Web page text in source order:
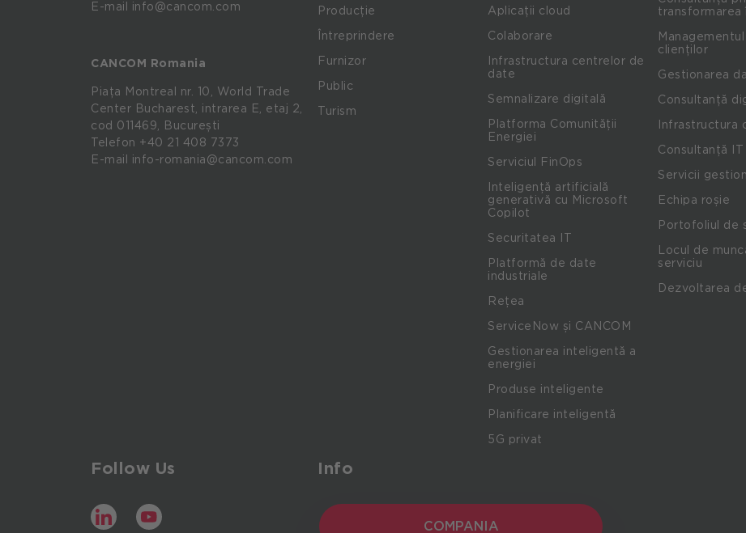
E-mail info@cancom.com
CANCOM Romania
Piața Montreal nr. 10, World Trade
Center Bucharest, intrarea E, etaj 2,
cod 011469, București
Telefon +40 21 408 7373
E-mail info-romania@cancom.com
Producție
Întreprindere
Furnizor
Public
Turism
Aplicații cloud
Colaborare
Infrastructura centrelor de
date
Semnalizare digitală
Platforma Comunității
Energiei
Serviciul FinOps
Inteligență artificială
generativă cu Microsoft
Copilot
Securitatea IT
Platformă de date
industriale
Rețea
ServiceNow și CANCOM
Gestionarea inteligentă a
energiei
Produse inteligente
Planificare inteligentă
5G privat
transformarea
clienților
Gestionarea
Consultanță
Infrastructura
Consultanță IT
Servicii
Echipa roșie
Portofoliul de
Locul de
serviciu
Dezvoltarea
Follow Us
LinkedInYouTube
Info
COMPANIA
COMPANIA